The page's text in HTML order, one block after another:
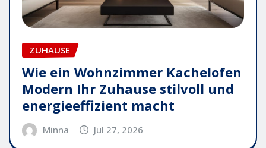
ZUHAUSE
Wie ein Wohnzimmer Kachelofen
Modern Ihr Zuhause stilvoll und
energieeffizient macht
Minna Jul 27, 2026